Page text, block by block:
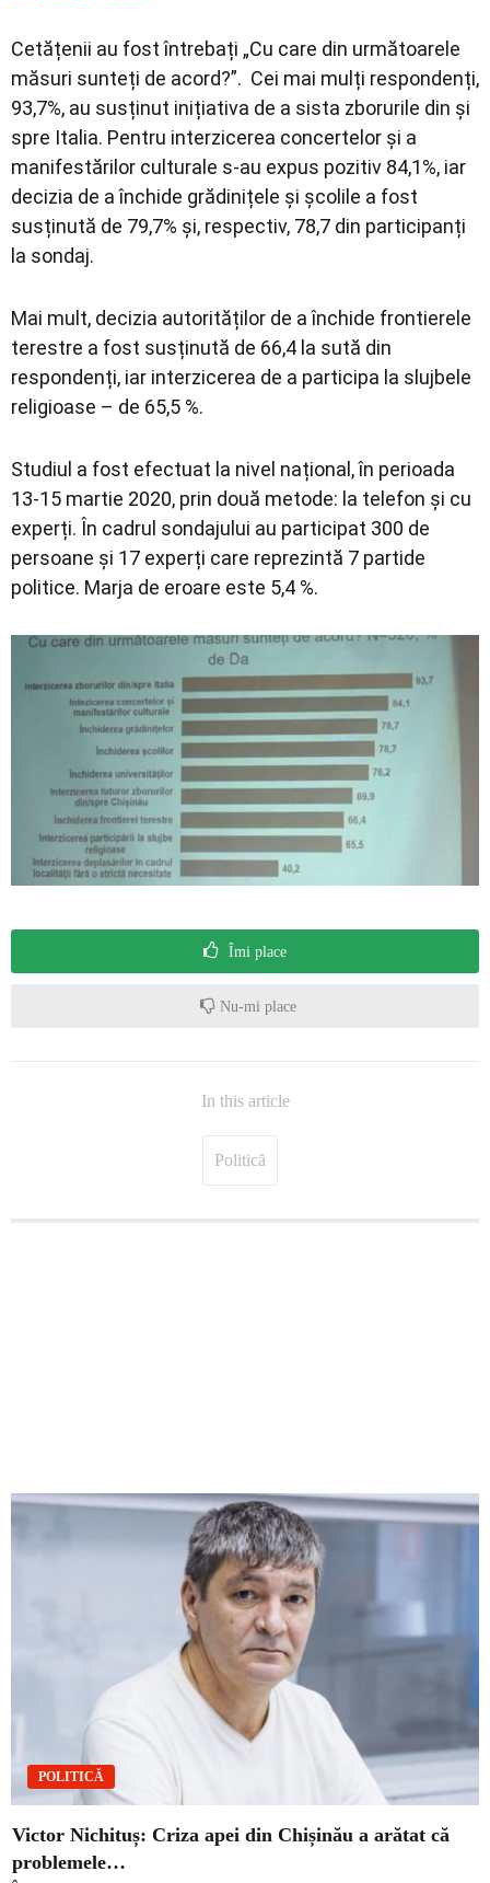
Cetățenii au fost întrebați „Cu care din următoarele
măsuri sunteți de acord?”. Cei mai mulți respondenți,
93,7%, au susținut inițiativa de a sista zborurile din și
spre Italia. Pentru interzicerea concertelor și a
manifestărilor culturale s-au expus pozitiv 84,1%, iar
decizia de a închide grădinițele și școlile a fost
susținută de 79,7% și, respectiv, 78,7 din participanți
la sondaj.
Mai mult, decizia autorităților de a închide frontierele
terestre a fost susținută de 66,4 la sută din
respondenți, iar interzicerea de a participa la slujbele
religioase – de 65,5 %.
Studiul a fost efectuat la nivel național, în perioada
13-15 martie 2020, prin două metode: la telefon și cu
experți. În cadrul sondajului au participat 300 de
persoane și 17 experți care reprezintă 7 partide
politice. Marja de eroare este 5,4 %.
Îmi place
Nu-mi place
In this article
Politică
POLITICĂ
Victor Nichituș: Criza apei din Chișinău a arătat că
problemele…